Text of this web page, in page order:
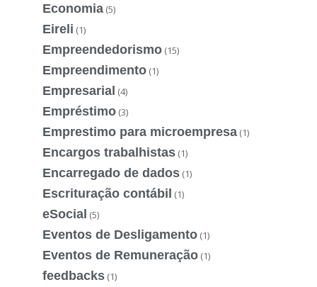
Economia (5)
Eireli (1)
Empreendedorismo (15)
Empreendimento (1)
Empresarial (4)
Empréstimo (3)
Emprestimo para microempresa (1)
Encargos trabalhistas (1)
Encarregado de dados (1)
Escrituração contábil (1)
eSocial (5)
Eventos de Desligamento (1)
Eventos de Remuneração (1)
feedbacks (1)